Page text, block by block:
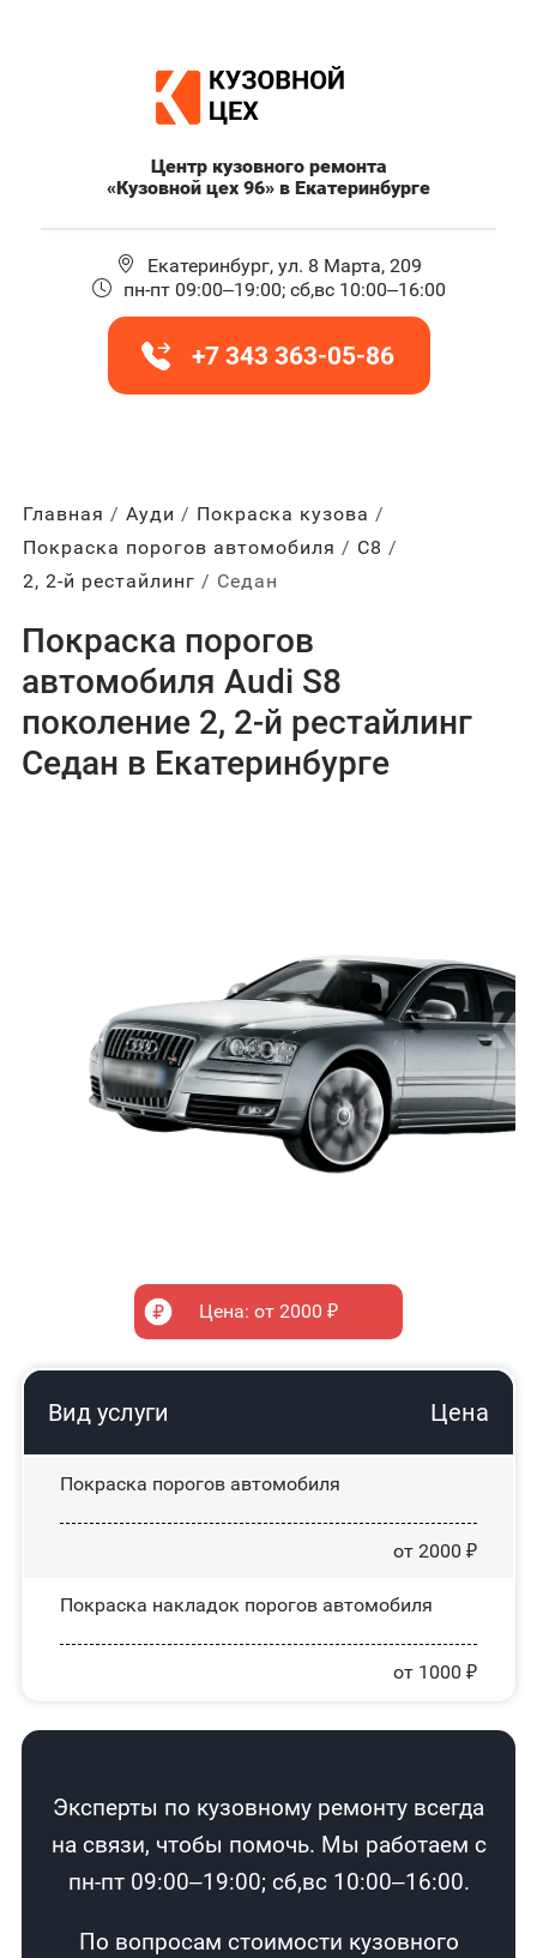
Центр кузовного ремонта
«Кузовной цех 96» в Екатеринбурге
Екатеринбург, ул. 8 Марта, 209
пн-пт 09:00–19:00; сб,вс 10:00–16:00
+7 343 363-05-86
Главная Ауди
Покраска кузова
Покраска порогов автомобиля
С8
2, 2-й рестайлинг
Седан
Покраска порогов
автомобиля Audi S8
поколение 2, 2-й рестайлинг
Седан в Екатеринбурге
Цена: от 2000 ₽
Вид услуги Цена
Покраска порогов автомобиля
от 2000 ₽
Покраска накладок порогов автомобиля
от 1000 ₽
Эксперты по кузовному ремонту всегда
на связи, чтобы помочь. Мы работаем с
пн-пт 09:00–19:00; сб,вс 10:00–16:00.
По вопросам стоимости кузовного